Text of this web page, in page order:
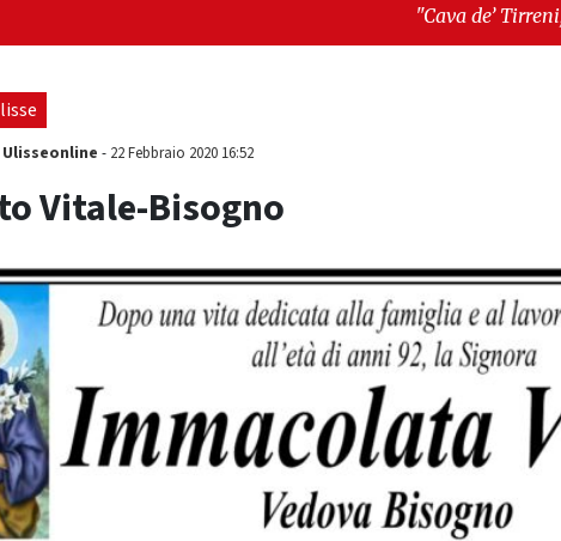
"Cava de’ Tirreni, la Villa
Fratellanza sull'ultima seduta
- 22 Febbraio 2020 16:52
Vitale-Bisogno